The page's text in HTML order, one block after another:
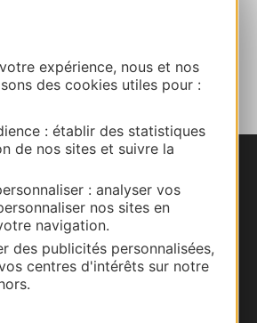
expérience, nous et nos
des cookies utiles pour :
: établir des statistiques
de nos sites et suivre la
: analyser vos
nos sites en
navigation.
des publicités personnalisées,
centres d'intérêts sur notre